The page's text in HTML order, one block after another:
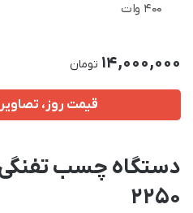
400 وات
14,000,000 تومان
قیمت روز،
2250